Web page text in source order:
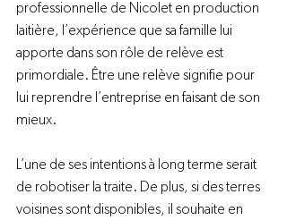
professionnelle de Nicolet en production
laitière, l’expérience que sa famille lui
apporte dans son rôle de relève est
primordiale. Être une relève signifie pour
lui reprendre l’entreprise en faisant de son
mieux.
L’une de ses intentions à long terme serait
de robotiser la traite. De plus, si des terres
voisines sont disponibles, il souhaite en